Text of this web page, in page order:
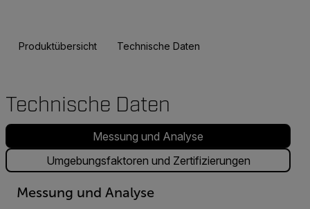
Produktübersicht Technische Daten
Technische Daten
Messung und Analyse
Umgebungsfaktoren und Zertifizierungen
Messung und Analyse